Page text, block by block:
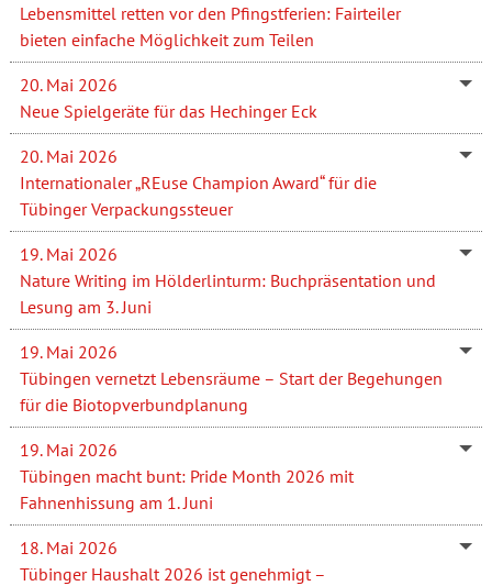
Lebensmittel retten vor den Pfingstferien: Fairteiler
bieten einfache Möglichkeit zum Teilen
20. Mai 2026
Neue Spielgeräte für das Hechinger Eck
20. Mai 2026
Internationaler „REuse Champion Award“ für die
Tübinger Verpackungssteuer
19. Mai 2026
Nature Writing im Hölderlinturm: Buchpräsentation und
Lesung am 3. Juni
19. Mai 2026
Tübingen vernetzt Lebensräume – Start der Begehungen
für die Biotopverbundplanung
19. Mai 2026
Tübingen macht bunt: Pride Month 2026 mit
Fahnenhissung am 1. Juni
18. Mai 2026
Tübinger Haushalt 2026 ist genehmigt –